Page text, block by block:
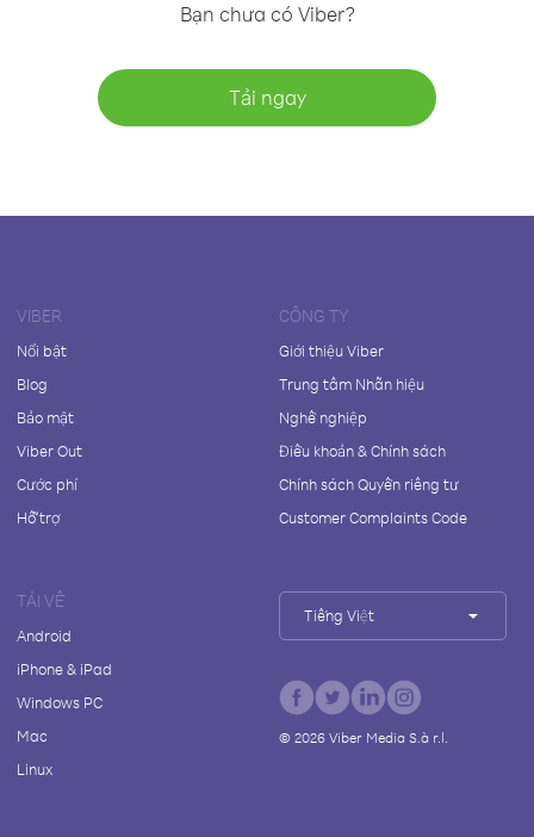
Bạn chưa có Viber?
Tải ngay
VIBER
Nổi bật
Blog
Bảo mật
Viber Out
Cước phí
Hỗ trợ
CÔNG TY
Giới thiệu Viber
Trung tâm Nhãn hiệu
Nghề nghiệp
Điều khoản & Chính sách
Chính sách Quyền riêng tư
Customer Complaints Code
TẢI VỀ
Android
iPhone & iPad
Windows PC
Mac
Linux
Tiếng Việt
© 2026Viber Media S.à r.l.